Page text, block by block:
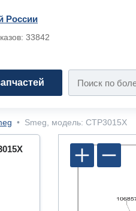
России
33842
• Smeg, модель: CTP3015X